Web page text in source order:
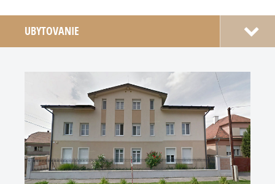
UBYTOVANIE